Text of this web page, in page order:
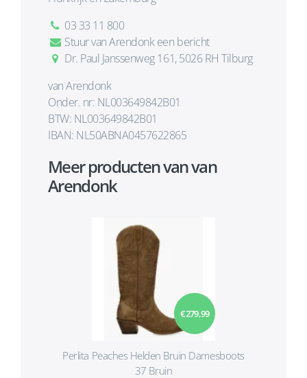
03 33 11 800
Stuur van Arendonk een bericht
Dr. Paul Janssenweg 161, 5026 RH Tilburg
van Arendonk
Onder. nr: NL003649842B01
BTW: NL003649842B01
IBAN: NL50ABNA0457622865
Meer producten van van
Arendonk
€ 279,99
Perlita Peaches Helden Bruin Damesboots
37 Bruin